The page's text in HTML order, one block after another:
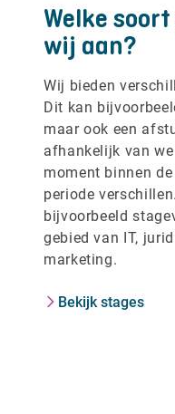
Welke
wij aan?
Wij bieden
Dit kan
maar ook een
afhankelijk van
moment binnen
periode
bijvoorbeeld
gebied van IT,
marketing.
Bekijk stages